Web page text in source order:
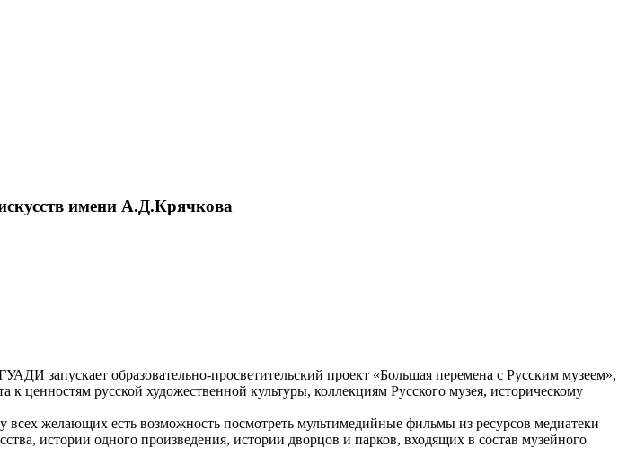
имени А.Д.Крячкова
запускает образовательно-просветительский проект «Большая перемена с Русским музеем»,
к ценностям русской художественной культуры, коллекциям Русского музея, историческому
желающих есть возможность посмотреть мультимедийные фильмы из ресурсов медиатеки
истории одного произведения, истории дворцов и парков, входящих в состав музейного